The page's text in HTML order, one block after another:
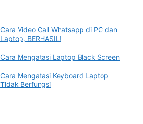
Cara Video Call Whatsapp di PC dan
Laptop, BERHASIL!
Cara Mengatasi Laptop Black Screen
Cara Mengatasi Keyboard Laptop
Tidak Berfungsi